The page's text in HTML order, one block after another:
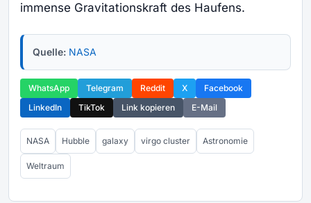
immense Gravitationskraft des Haufens.
Quelle: NASA
WhatsApp Telegram Reddit X
Facebook
LinkedIn
TikTok Link kopieren E-Mail
NASA Hubble galaxy virgo cluster Astronomie
Weltraum